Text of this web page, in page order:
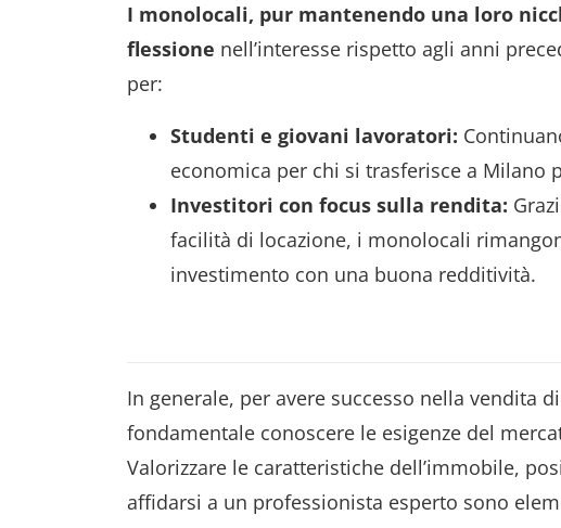
I monolocali, pur mantenendo una loro
flessione nell’interesse rispetto agli anni
per:
Studenti e giovani lavoratori:
economica per chi si trasferisce a Milano
Investitori con focus sulla rendita:
facilità di locazione, i monolocali
investimento con una buona redditività.
In generale, per avere successo nella vendita
fondamentale conoscere le esigenze del
Valorizzare le caratteristiche dell’immobile,
affidarsi a un professionista esperto sono